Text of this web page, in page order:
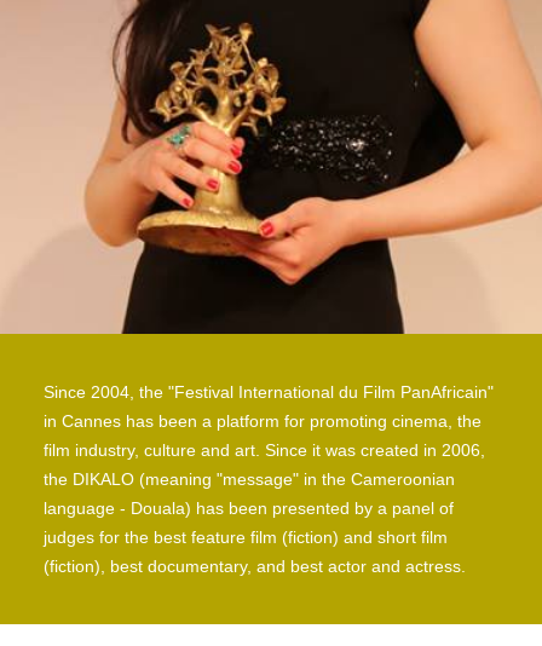
Since 2004, the "Festival International du Film PanAfricain"
in Cannes has been a platform for promoting cinema, the
film industry, culture and art. Since it was created in 2006,
the DIKALO (meaning "message" in the Cameroonian
language - Douala) has been presented by a panel of
judges for the best feature film (fiction) and short film
(fiction), best documentary, and best actor and actress.